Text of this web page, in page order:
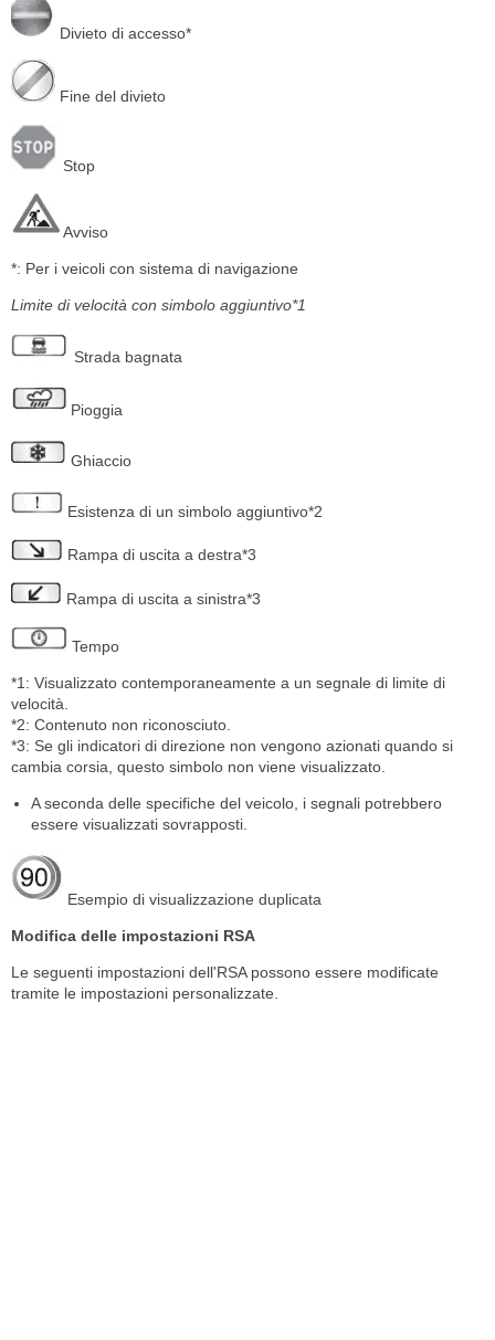
Divieto di accesso*
Fine del divieto
Stop
Avviso
*: Per i veicoli con sistema di navigazione
Limite di velocità con simbolo aggiuntivo*1
Strada bagnata
Pioggia
Ghiaccio
Esistenza di un simbolo aggiuntivo*2
Rampa di uscita a destra*3
Rampa di uscita a sinistra*3
Tempo
*1: Visualizzato contemporaneamente a un segnale di limite di
velocità.
*2: Contenuto non riconosciuto.
*3: Se gli indicatori di direzione non vengono azionati quando si
cambia corsia, questo simbolo non viene visualizzato.
A seconda delle specifiche del veicolo, i segnali potrebbero
essere visualizzati sovrapposti.
Esempio di visualizzazione duplicata
Modifica delle impostazioni RSA
Le seguenti impostazioni dell'RSA possono essere modificate
tramite le impostazioni personalizzate.